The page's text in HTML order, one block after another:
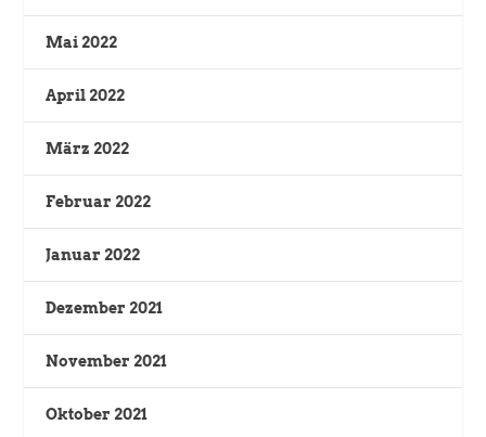
Mai 2022
April 2022
März 2022
Februar 2022
Januar 2022
Dezember 2021
November 2021
Oktober 2021